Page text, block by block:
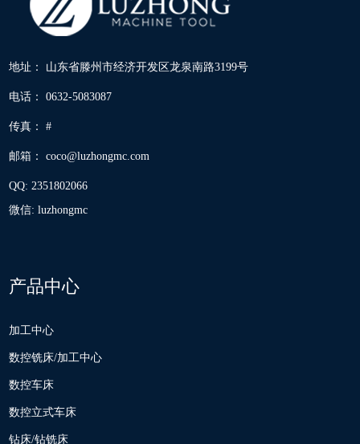
地址： 山东省滕州市经济开发区龙泉南路3199号
电话： 0632-5083087
传真： #
邮箱：coco@luzhongmc.com
QQ:2351802066
微信: luzhongmc
产品中心
加工中心
数控铣床/加工中心
数控车床
数控立式车床
钻床/钻铣床